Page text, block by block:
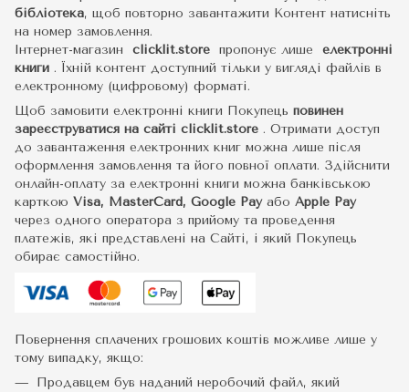
бібліотека, щоб повторно завантажити Контент натисніть
на номер замовлення.
Інтернет-магазин clicklit.store пропонує лише електронні
книги . Їхній контент доступний тільки у вигляді файлів в
електронному (цифровому) форматі.
Щоб замовити електронні книги Покупець повинен
зареєструватися на сайті clicklit.store . Отримати доступ
до завантаження електронних книг можна лише після
оформлення замовлення та його повної оплати. Здійснити
онлайн-оплату за електронні книги можна банківською
карткою Visa, MasterCard, Google Pay або Apple Pay
через одного оператора з прийому та проведення
платежів, які представлені на Сайті, і який Покупець
обирає самостійно.
Повернення сплачених грошових коштів можливе лише у
тому випадку, якщо:
Продавцем був наданий неробочий файл, який